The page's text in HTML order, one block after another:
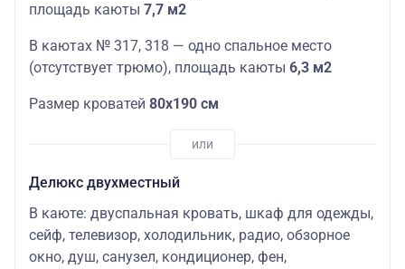
площадь каюты 7,7 м2
В каютах № 317, 318 — одно спальное место
(отсутствует трюмо), площадь каюты 6,3 м2
Размер кроватей 80х190 см
Делюкс двухместный
В каюте: двуспальная кровать, шкаф для одежды,
сейф, телевизор, холодильник, радио, обзорное
окно, душ, санузел, кондиционер, фен,